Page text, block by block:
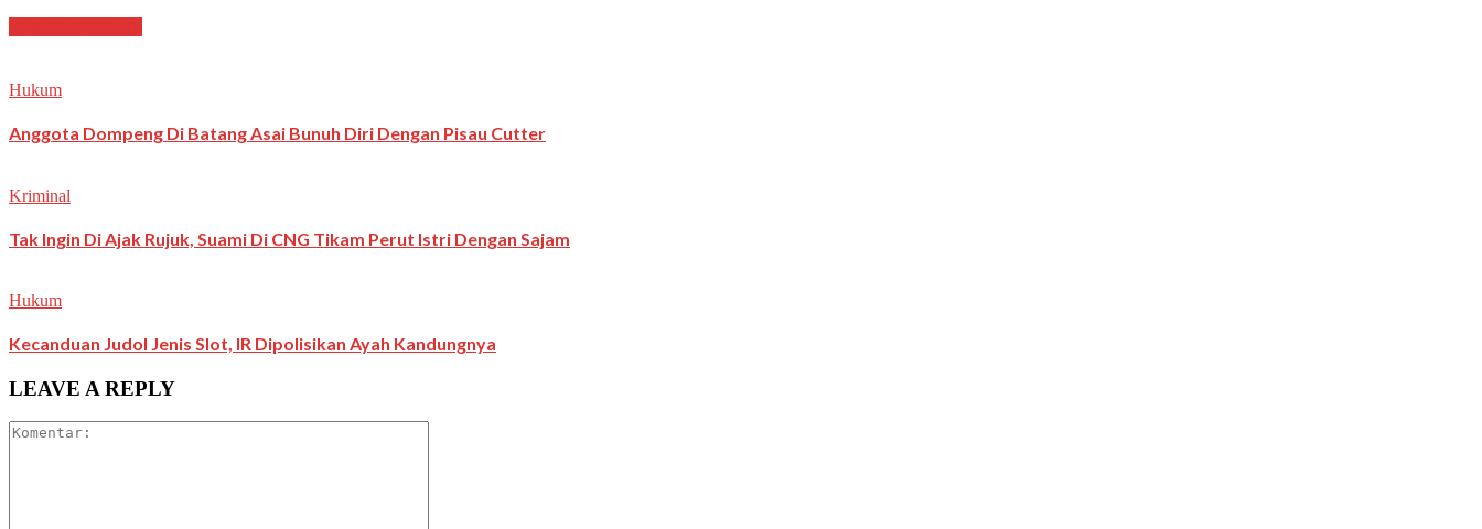
Hukum
Anggota Dompeng Di Batang Asai Bunuh Diri Dengan Pisau Cutter
Kriminal
Tak Ingin Di Ajak Rujuk, Suami Di CNG Tikam Perut Istri Dengan Sajam
Hukum
Kecanduan Judol Jenis Slot, IR Dipolisikan Ayah Kandungnya
LEAVE A REPLY